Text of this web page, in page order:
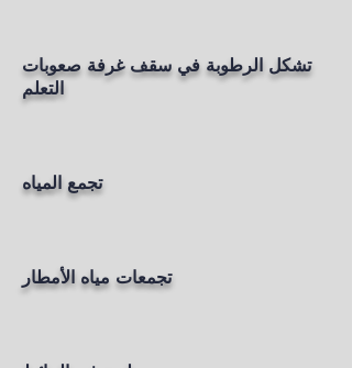
تشكل الرطوبة في سقف غرفة صعوبات
التعلم
تجمع المياه
تجمعات مياه الأمطار